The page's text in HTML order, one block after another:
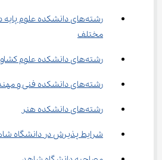
رشته‌های دانشکده علوم
مختلف
رشته‌های دانشکده علوم کشاورزی
رشته‌های دانشکده فنی و مهندسی
رشته‌های دانشکده هنر
شرایط پذیرش در دانشگاه